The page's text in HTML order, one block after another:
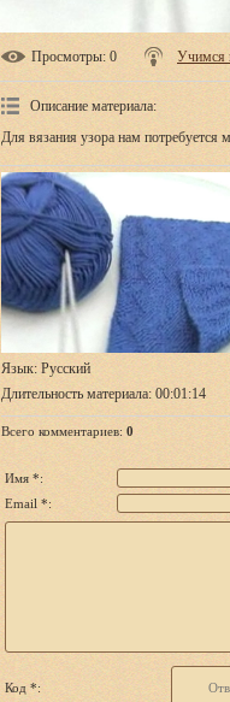
Просмотры: 0 Учимся
Описание материала:
Для вязания узора нам
Язык: Русский
Длительность материала: 00:01:14
Всего комментариев: 0
Имя *:
Email *:
Код *: